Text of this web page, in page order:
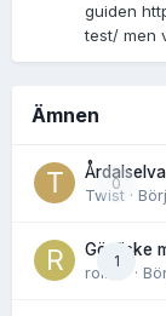
guiden
test/ men
Ämnen
0
Årdalselva
Twist ·
1
Gösfiske
rolnor
·